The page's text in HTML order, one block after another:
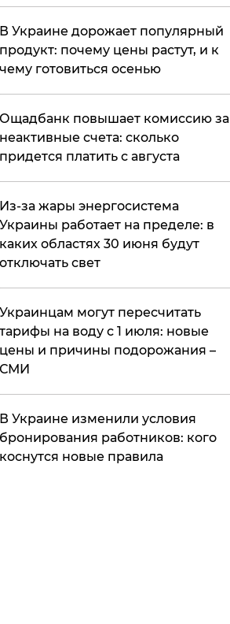
В Украине дорожает популярный
продукт: почему цены растут, и к
чему готовиться осенью
​Ощадбанк повышает комиссию за
неактивные счета: сколько
придется платить с августа
Из-за жары энергосистема
Украины работает на пределе: в
каких областях 30 июня будут
отключать свет
Украинцам могут пересчитать
тарифы на воду с 1 июля: новые
цены и причины подорожания –
СМИ
В Украине изменили условия
бронирования работников: кого
коснутся новые правила